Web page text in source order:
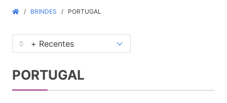
BRINDES PORTUGAL
PORTUGAL